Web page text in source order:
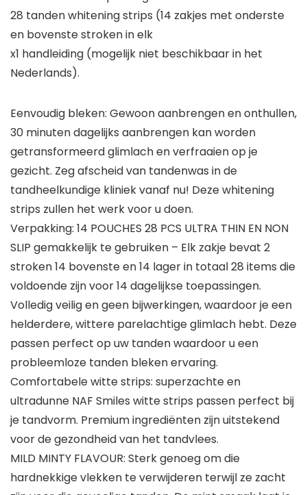
28 tanden whitening strips (14 zakjes met onderste
en bovenste stroken in elk
x1 handleiding (mogelijk niet beschikbaar in het
Nederlands).
Eenvoudig bleken: Gewoon aanbrengen en onthullen,
30 minuten dagelijks aanbrengen kan worden
getransformeerd glimlach en verfraaien op je
gezicht. Zeg afscheid van tandenwas in de
tandheelkundige kliniek vanaf nu! Deze whitening
strips zullen het werk voor u doen.
Verpakking: 14 POUCHES 28 PCS ULTRA THIN EN NON
SLIP gemakkelijk te gebruiken – Elk zakje bevat 2
stroken 14 bovenste en 14 lager in totaal 28 items die
voldoende zijn voor 14 dagelijkse toepassingen.
Volledig veilig en geen bijwerkingen, waardoor je een
helderdere, wittere parelachtige glimlach hebt. Deze
passen perfect op uw tanden waardoor u een
probleemloze tanden bleken ervaring.
Comfortabele witte strips: superzachte en
ultradunne NAF Smiles witte strips passen perfect bij
je tandvorm. Premium ingrediënten zijn uitstekend
voor de gezondheid van het tandvlees.
MILD MINTY FLAVOUR: Sterk genoeg om die
hardnekkige vlekken te verwijderen terwijl ze zacht